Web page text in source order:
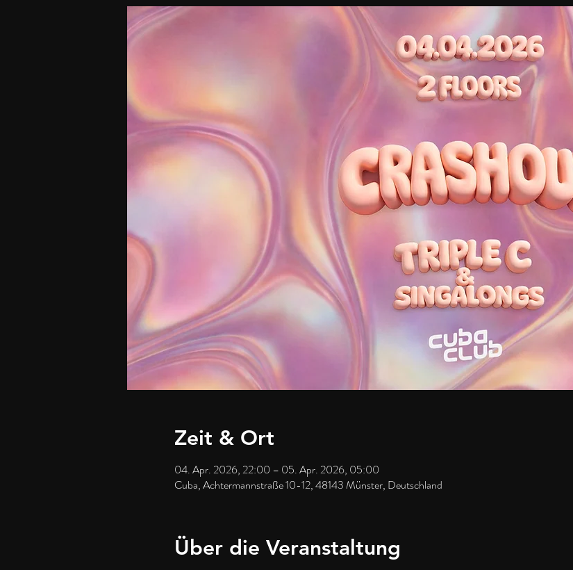
Zeit & Ort
04. Apr. 2026, 22:00 – 05. Apr. 2026, 05:00
Cuba, Achtermannstraße 10-12, 48143 Münster, Deutschland
Über die Veranstaltung